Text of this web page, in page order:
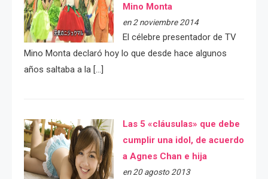
Mino Monta
en 2 noviembre 2014
El célebre presentador de TV
Mino Monta declaró hoy lo que desde hace algunos
años saltaba a la […]
Las 5 «cláusulas» que debe
cumplir una idol, de acuerdo
a Agnes Chan e hija
en 20 agosto 2013